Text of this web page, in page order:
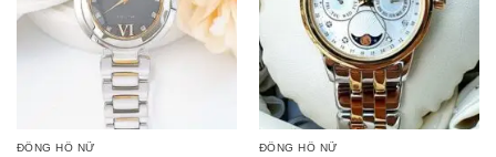
ĐỒNG HỒ NỮ ĐỒNG HỒ NỮ